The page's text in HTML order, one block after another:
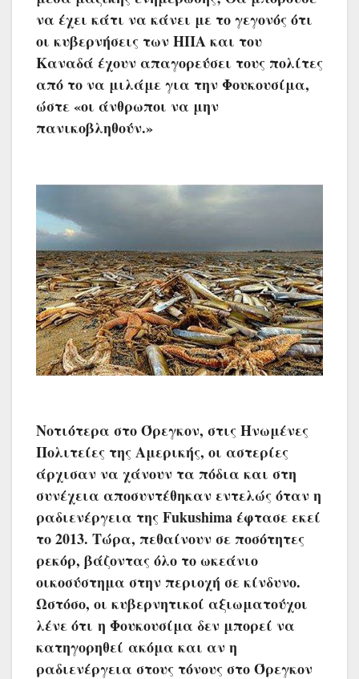
να έχει κάτι να κάνει με το γεγονός ότι
οι κυβερνήσεις των ΗΠΑ και του
Καναδά έχουν απαγορεύσει τους πολίτες
από το να μιλάμε για την Φουκουσίμα,
ώστε «οι άνθρωποι να μην
πανικοβληθούν.»
Νοτιότερα στο Όρεγκον, στις Ηνωμένες
Πολιτείες της Αμερικής, οι αστερίες
άρχισαν να χάνουν τα πόδια και στη
συνέχεια αποσυντέθηκαν εντελώς όταν η
ραδιενέργεια της Fukushima έφτασε εκεί
το 2013. Τώρα, πεθαίνουν σε ποσότητες
ρεκόρ, βάζοντας όλο το ωκεάνιο
οικοσύστημα στην περιοχή σε κίνδυνο.
Ωστόσο, οι κυβερνητικοί αξιωματούχοι
λένε ότι η Φουκουσίμα δεν μπορεί να
κατηγορηθεί ακόμα και αν η
ραδιενέργεια στους τόνους στο Όρεγκον